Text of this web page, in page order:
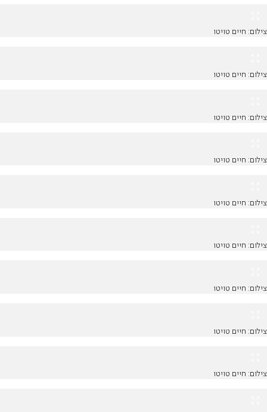
צילום: חיים טויטו
צילום: חיים טויטו
צילום: חיים טויטו
צילום: חיים טויטו
צילום: חיים טויטו
צילום: חיים טויטו
צילום: חיים טויטו
צילום: חיים טויטו
צילום: חיים טויטו